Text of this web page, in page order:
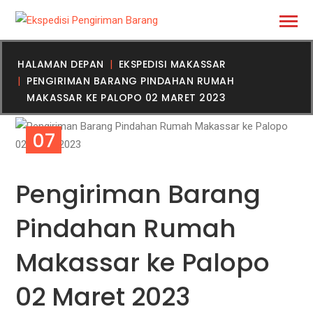
HALAMAN DEPAN
EKSPEDISI MAKASSAR
PENGIRIMAN BARANG PINDAHAN RUMAH
MAKASSAR KE PALOPO 02 MARET 2023
07
Pengiriman Barang
Pindahan Rumah
Makassar ke Palopo
02 Maret 2023